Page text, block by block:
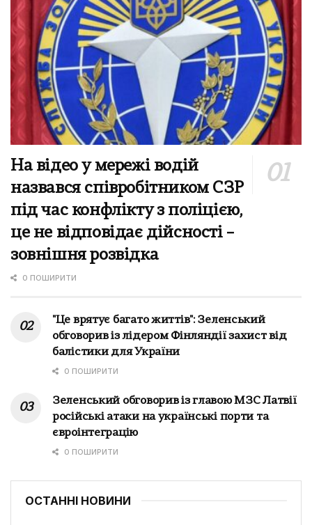
На відео у мережі водій
назвався співробітником СЗР
під час конфлікту з поліцією,
це не відповідає дійсності –
зовнішня розвідка
0 ПОШИРИТИ
"Це врятує багато життів": Зеленський
обговорив із лідером Фінляндії захист від
балістики для України
0 ПОШИРИТИ
Зеленський обговорив із главою МЗС Латвії
російські атаки на українські порти та
євроінтеграцію
0 ПОШИРИТИ
ОСТАННІ НОВИНИ